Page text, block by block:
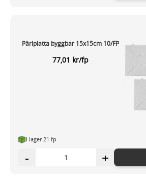
Pärlplatta byggbar 15x15cm 10/FP
77,01 kr/fp
I lager 21 fp
- +